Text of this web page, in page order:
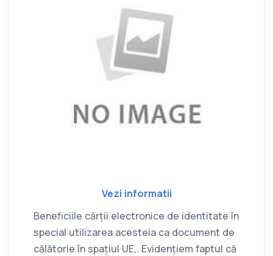
Vezi informatii
Beneficiile cărții electronice de identitate în
special utilizarea acesteia ca document de
călătorie în spațiul UE,. Evidențiem faptul că